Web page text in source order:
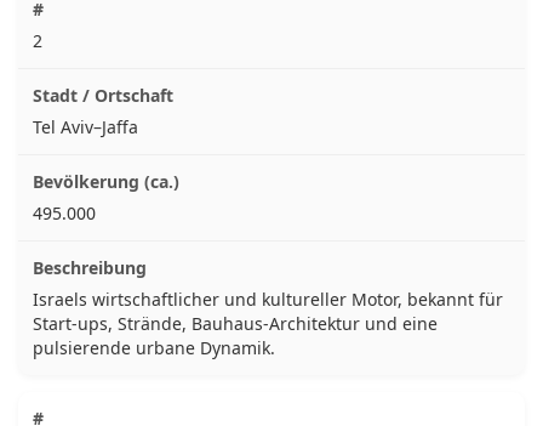
2
Tel Aviv–Jaffa
495.000
Israels wirtschaftlicher und kultureller Motor, bekannt für
Start-ups, Strände, Bauhaus-Architektur und eine
pulsierende urbane Dynamik.